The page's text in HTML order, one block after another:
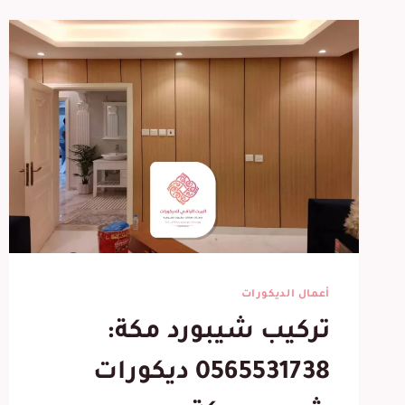
أعمال الديكورات
تركيب شيبورد مكة:
0565531738 ديكورات